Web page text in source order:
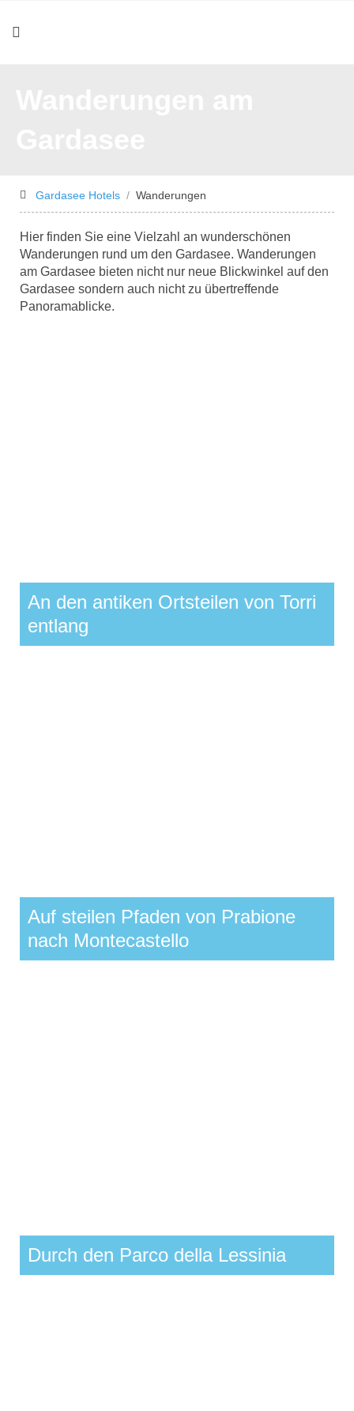
Gardasee Hotels Wanderungen
Hier finden Sie eine Vielzahl an wunderschönen
Wanderungen rund um den Gardasee. Wanderungen
am Gardasee bieten nicht nur neue Blickwinkel auf den
Gardasee sondern auch nicht zu übertreffende
Panoramablicke.
An den antiken Ortsteilen von Torri
entlang
Auf steilen Pfaden von Prabione
nach Montecastello
Durch den Parco della Lessinia